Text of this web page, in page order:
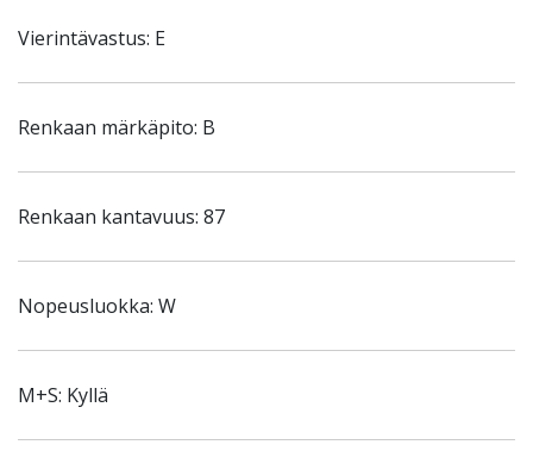
Vierintävastus: E
Renkaan märkäpito: B
Renkaan kantavuus: 87
Nopeusluokka: W
M+S: Kyllä